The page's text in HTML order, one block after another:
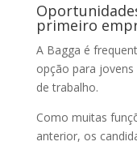
primeiro
A Bagga é
opção para
de trabalho.
Como muitas
anterior, os